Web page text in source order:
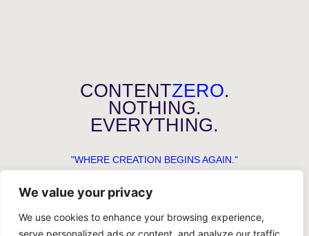
We value your privacy
We use cookies to enhance your browsing experience,
serve personalized ads or content, and analyze our traffic.
CONTENTZERO.
NOTHING.
EVERYTHING.
"WHERE CREATION BEGINS AGAIN."